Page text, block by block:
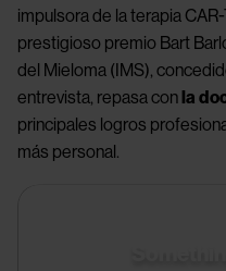
impulsora de la terapia
prestigioso premio Bart
del Mieloma (IMS),
entrevista, repasa con la
principales logros
más personal.